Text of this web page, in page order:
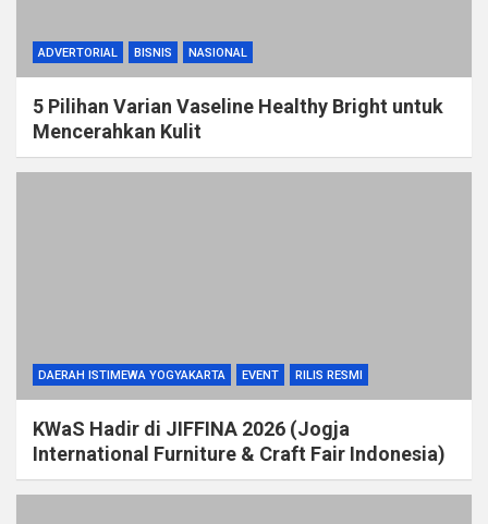
ADVERTORIAL BISNIS NASIONAL
5 Pilihan Varian Vaseline Healthy Bright untuk
Mencerahkan Kulit
DAERAH ISTIMEWA YOGYAKARTA EVENT RILIS RESMI
KWaS Hadir di JIFFINA 2026 (Jogja
International Furniture & Craft Fair Indonesia)